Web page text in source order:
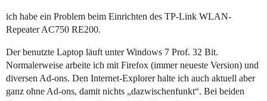
ich habe ein Problem beim Einrichten des TP-Link WLAN-
Repeater AC750 RE200.
Der benutzte Laptop läuft unter Windows 7 Prof. 32 Bit.
Normalerweise arbeite ich mit Firefox (immer neueste Version) und
diversen Ad-ons. Den Internet-Explorer halte ich auch aktuell aber
ganz ohne Ad-ons, damit nichts „dazwischenfunkt“. Bei beiden